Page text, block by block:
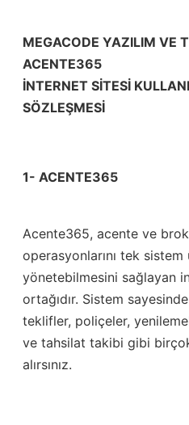
MEGACODE YAZILIM VE
ACENTE365
İNTERNET SİTESİ
SÖZLEŞMESİ
1- ACENTE365
Acente365, acente ve
operasyonlarını tek
yönetebilmesini sağlayan
ortağıdır. Sistem
teklifler, poliçeler,
ve tahsilat takibi gibi
alırsınız.